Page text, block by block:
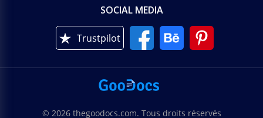
SOCIAL MEDIA
Trustpilot
© 2026 thegoodocs.com. Tous droits réservés